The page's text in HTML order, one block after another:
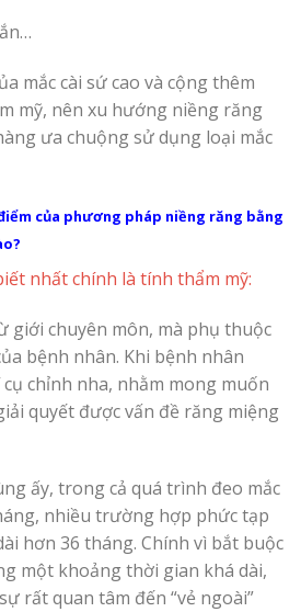
mắc cài sứ cao và cộng thêm
mỹ, nên xu hướng niềng răng
ưa chuộng sử dụng loại mắc
của phương pháp niềng răng bằng
nhất chính là tính thẩm mỹ:
giới chuyên môn, mà phụ thuộc
bệnh nhân. Khi bệnh nhân
chỉnh nha, nhằm mong muốn
quyết được vấn đề răng miệng
ấy, trong cả quá trình đeo mắc
nhiều trường hợp phức tạp
hơn 36 tháng. Chính vì bắt buộc
một khoảng thời gian khá dài,
rất quan tâm đến “vẻ ngoài”